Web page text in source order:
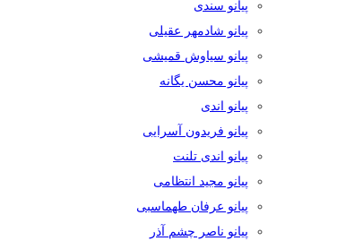
پیانو سندی
پیانو شادمهر عقیلی
پیانو سیاوش قمیشی
پیانو محسن یگانه
پیانو اندی
پیانو فریدون آسرایی
پیانو اندی تلنت
پیانو مجید انتظامی
پیانو عرفان طهماسبی
پیانو ناصر چشم آذر